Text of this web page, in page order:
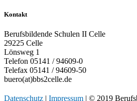
Kontakt
Berufsbildende Schulen II Celle
29225 Celle
Lönsweg 1
Telefon 05141 / 94609-0
Telefax 05141 / 94609-50
buero(at)bbs2celle.de
Datenschutz | Impressum | © 2019